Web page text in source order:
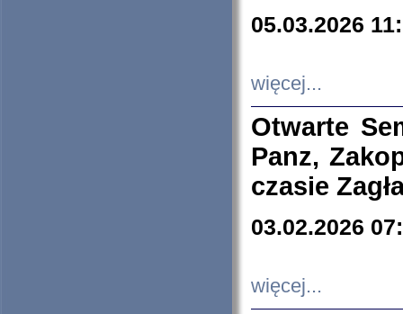
05.03.2026
więcej...
Otwarte
Panz,
czasie
03.02.2026
więcej...